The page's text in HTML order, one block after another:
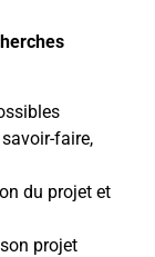
faire,
du projet et
projet